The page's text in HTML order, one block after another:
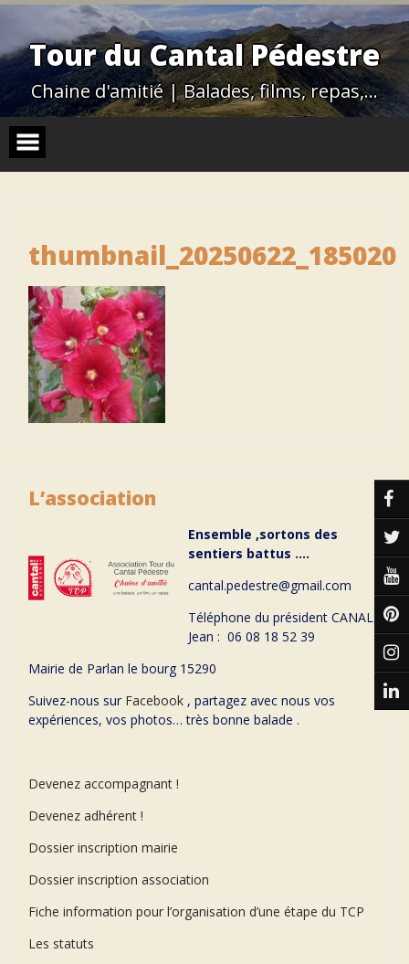
Skip
contentTour du Cantal Pédestre
Chaine d'amitié | Balades, films, repas,…
thumbnail_20250622_185020
L’association
Ensemble ,sortons des
sentiers battus ….
cantal.pedestre@gmail.com
Téléphone du président CANAL
Jean : 06 08 18 52 39
Mairie de Parlan le bourg 15290
Suivez-nous sur Facebook , partagez avec nous vos
expériences, vos photos… très bonne balade .
Devenez accompagnant !
Devenez adhérent !
Dossier inscription mairie
Dossier inscription association
Fiche information pour l’organisation d’une étape du TCP
Les statuts